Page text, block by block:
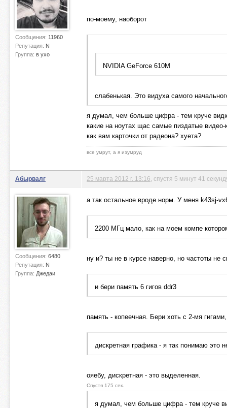
Сообщения: 11960
Репутация: N
Группа: в ухо
по-моему, наоборот
NVIDIA GeForce 610M
слабенькая. Это видуха самого
я думал, чем больше цифра - тем круче
какие на ноутах щас самые пиздатые видео-
как вам карточки от радеона? хуета?
все умрут, а я изумруд
Абырвалг
Сообщения: 6480
Репутация: N
Группа: Джедаи
25 марта 2012 г. 13:16 , спустя 5 минут 41
а так остальное вроде норм. У меня k43sj-
2200 МГц мало, как на моем компе
ну и? ты не в курсе наверно, но частоты
и бери память 6 гигов ddr3
память - копеечная. Бери хоть с 2-мя
дискретная графика - я так понимаю это
ояебу, дискретная - это выделенная.
Спустя 175 сек.
я думал, чем больше цифра - тем круче